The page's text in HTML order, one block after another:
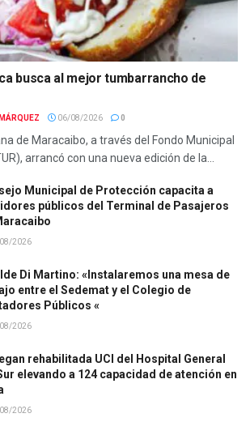
busca al mejor tumbarrancho de
06/08/2026 0
de Maracaibo, a través del Fondo Municipal
arrancó con una nueva edición de la...
Municipal de Protección capacita a
públicos del Terminal de Pasajeros
2026
Di Martino: «Instalaremos una mesa de
entre el Sedemat y el Colegio de
Públicos «
2026
rehabilitada UCI del Hospital General
elevando a 124 capacidad de atención en
2026